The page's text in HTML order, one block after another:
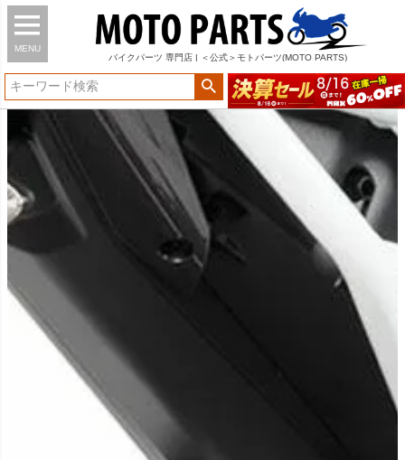
MENU
バイク パーツ 専門店 | ＜公式＞モトパーツ(MOTO PARTS)